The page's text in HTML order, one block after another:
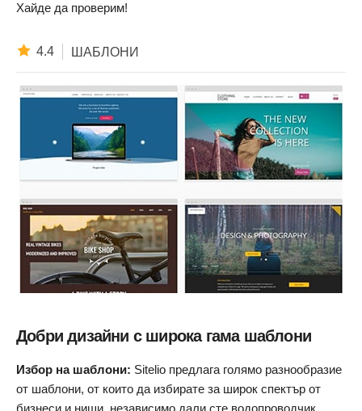
Хайде да проверим!
4.4 ШАБЛОНИ
Добри дизайни с широка гама шаблони
Избор на шаблони: Sitelio предлага голямо разнообразие
от шаблони, от които да избирате за широк спектър от